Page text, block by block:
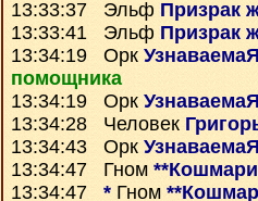
13:33:37 Эльф Призрак
13:33:41 Эльф Призрак
13:34:19 Орк УзнаваемаЯ
помощника
13:34:19 Орк
13:34:28 Человек
13:34:43 Орк УзнаваемаЯ
13:34:47 Гном
13:34:47 * Гном